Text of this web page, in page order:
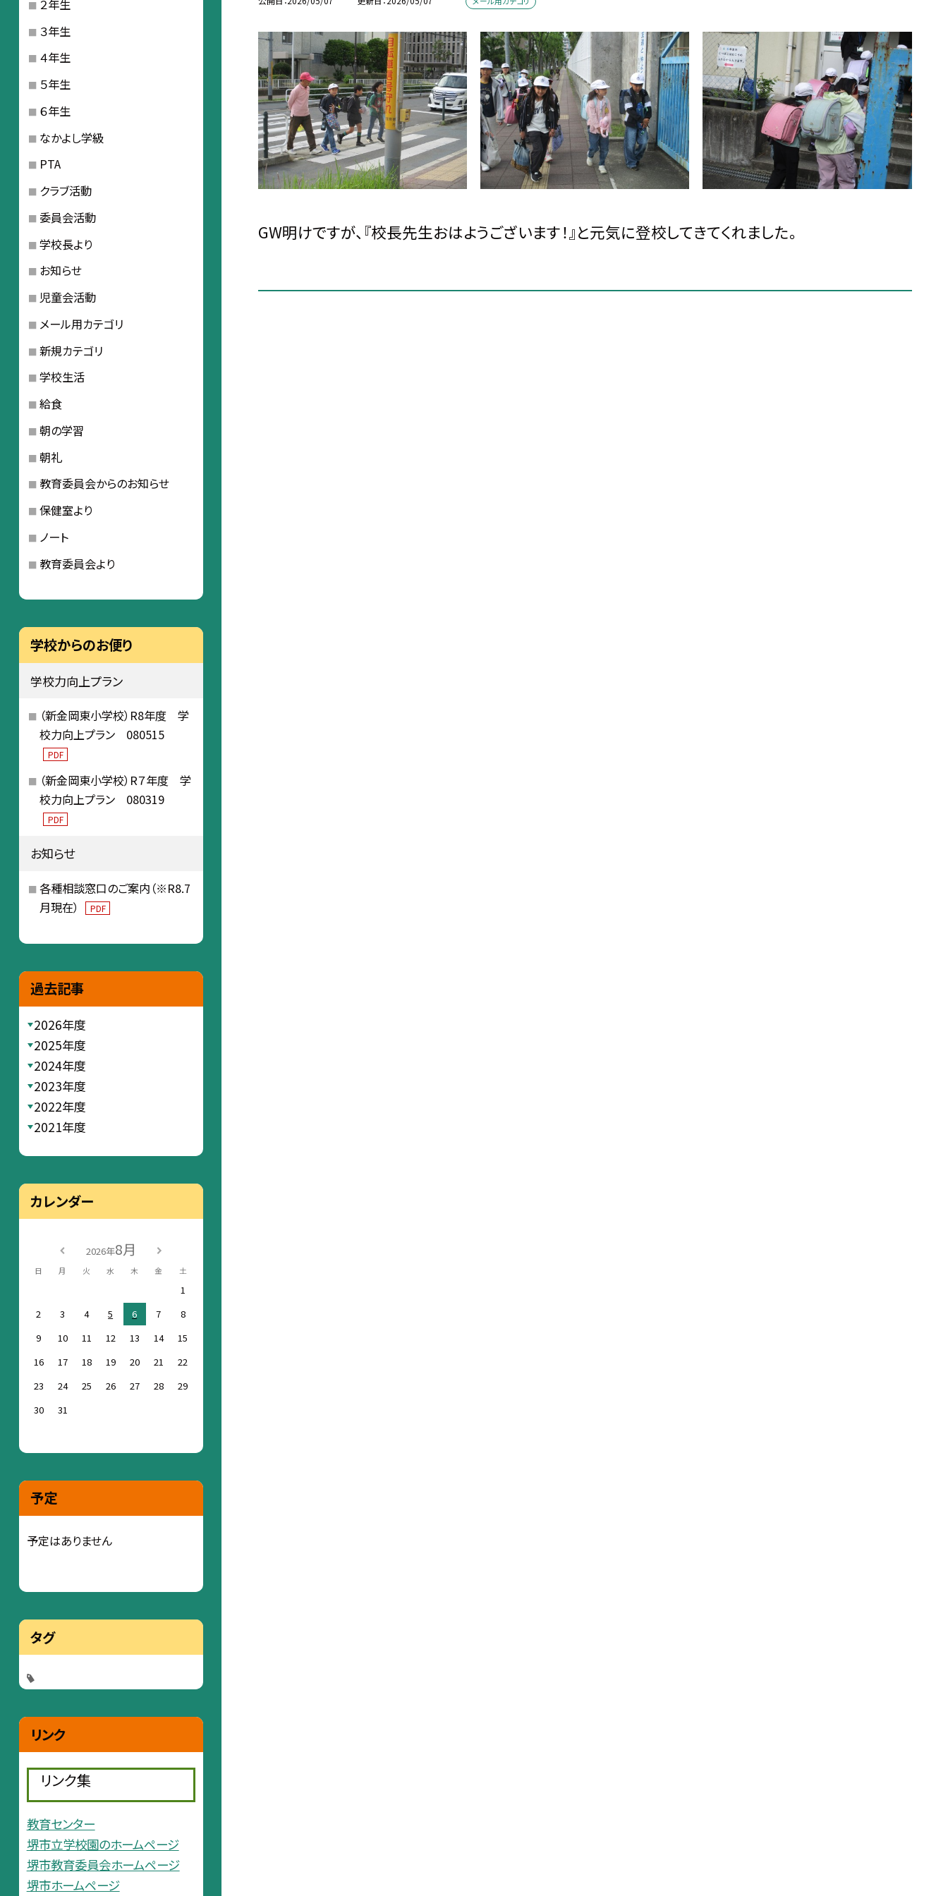
GW明けですが、『校長先生おはようございます！』と元気に登校してきてくれました。
２年生
３年生
４年生
５年生
６年生
なかよし学級
PTA
クラブ活動
委員会活動
学校長より
お知らせ
児童会活動
メール用カテゴリ
新規カテゴリ
学校生活
給食
朝の学習
朝礼
教育委員会からのお知らせ
保健室より
ノート
教育委員会より
学校からのお便り
学校力向上プラン
（新金岡東小学校）R8年度 学
校力向上プラン 080515
PDF
（新金岡東小学校）R７年度 学
校力向上プラン 080319
PDF
お知らせ
各種相談窓口のご案内（※R8.7
月現在）
PDF
過去記事
2026年度
2025年度
2024年度
2023年度
2022年度
2021年度
カレンダー
2026年8月
日 月 火 水 木 金 土
1
2
3 4 5 6 7
8
9
10 11 12 13 14
15
16
17 18 19 20 21
22
23
24 25 26 27 28
29
30
31
予定
予定はありません
タグ
リンク
リンク集
教育センター
堺市立学校園のホームページ
堺市教育委員会ホームページ
堺市ホームページ